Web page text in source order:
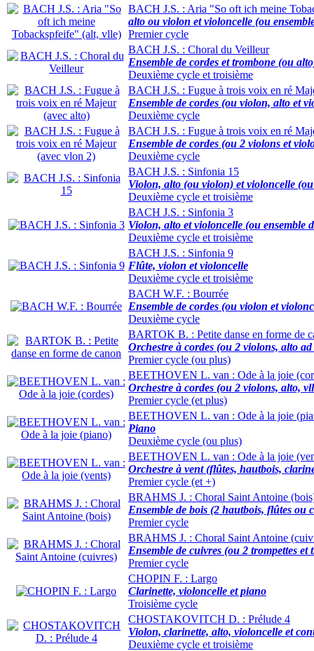
BACH J.S. : Aria "So oft ich meine
alto ou violon et violoncelle (ou
Premier cycle
BACH J.S. : Choral du Veilleur
Ensemble de cordes et trombone (ou
Deuxième cycle et troisième
BACH J.S. : Fugue à trois voix en ré
Ensemble de cordes (ou violon, alto et
Deuxième cycle
BACH J.S. : Fugue à trois voix en ré
Ensemble de cordes (ou 2 violons et
Deuxième cycle
BACH J.S. : Sinfonia 15
Violon, alto (ou violon) et violoncelle (ou
Deuxième cycle et troisième
BACH J.S. : Sinfonia 3
Violon, alto et violoncelle (ou ensemble
Deuxième cycle et troisième
BACH J.S. : Sinfonia 9
Flûte, violon et violoncelle
Deuxième cycle et troisième
BACH W.F. : Bourrée
Ensemble de cordes (ou violon et
Deuxième cycle
BARTOK B. : Petite danse en forme de
Orchestre à cordes (ou 2 violons, alto
Premier cycle (ou plus)
BEETHOVEN L. van : Ode à la joie
Orchestre à cordes (ou 2 violons, alto,
Premier cycle (et plus)
BEETHOVEN L. van : Ode à la joie
Piano
Deuxième cycle (ou plus)
BEETHOVEN L. van : Ode à la joie
Orchestre à vent (flûtes, hautbois,
Premier cycle (et +)
BRAHMS J. : Choral Saint Antoine
Ensemble de bois (2 hautbois, flûtes ou
Premier cycle
BRAHMS J. : Choral Saint Antoine
Ensemble de cuivres (ou 2 trompettes et
Premier cycle
CHOPIN F. : Largo
Clarinette, violoncelle et piano
Troisième cycle
CHOSTAKOVITCH D. : Prélude 4
Violon, clarinette, alto, violoncelle et
Deuxième cycle et troisième